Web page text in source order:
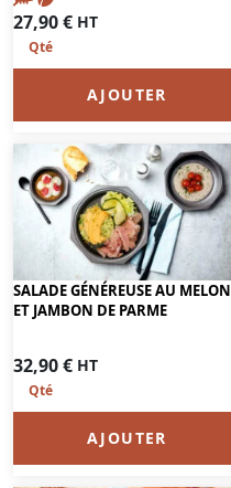
27,90€ HT
AJOUTER
SALADE GÉNÉREUSE AU MELON
ET JAMBON DE PARME
32,90€ HT
AJOUTER